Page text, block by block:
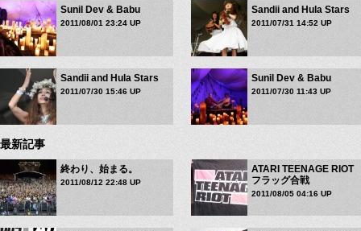
Sunil Dev & Babu
2011/08/01 23:24 UP
Sandii and Hula Stars
2011/07/31 14:52 UP
Sandii and Hula Stars
2011/07/30 15:46 UP
Sunil Dev & Babu
2011/07/30 11:43 UP
最新記事
終わり、始まる。
2011/08/12 22:48 UP
ATARI TEENAGE RIOT
フラッグ合戦
2011/08/05 04:16 UP